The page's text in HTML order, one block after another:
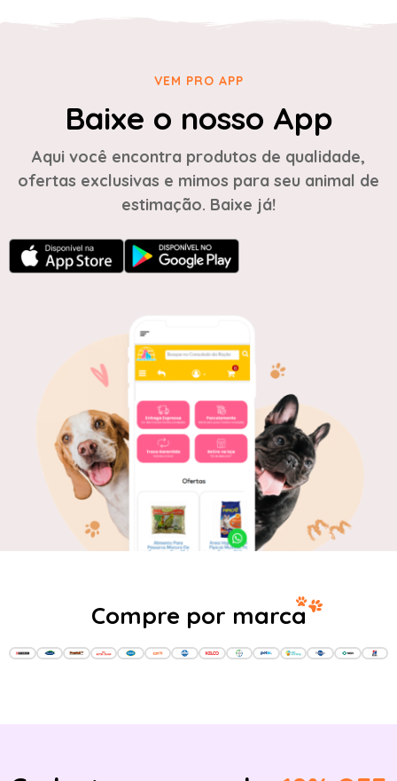
VEM PRO APP
Baixe o nosso App
Aqui você encontra produtos de qualidade,
ofertas exclusivas e mimos para seu animal de
estimação. Baixe já!
Compre por marca